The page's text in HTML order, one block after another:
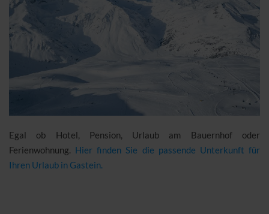
Egal ob Hotel, Pension, Urlaub am Bauernhof oder
Ferienwohnung. Hier finden Sie die passende Unterkunft für
Ihren Urlaub in Gastein.